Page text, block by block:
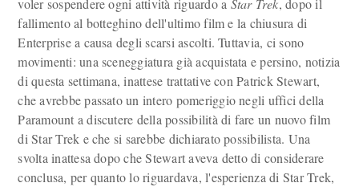
voler sospendere ogni attività riguardo a Star Trek, dopo il
fallimento al botteghino dell'ultimo film e la chiusura di
Enterprise a causa degli scarsi ascolti. Tuttavia, ci sono
movimenti: una sceneggiatura già acquistata e persino, notizia
di questa settimana, inattese trattative con Patrick Stewart,
che avrebbe passato un intero pomeriggio negli uffici della
Paramount a discutere della possibilità di fare un nuovo film
di Star Trek e che si sarebbe dichiarato possibilista. Una
svolta inattesa dopo che Stewart aveva detto di considerare
conclusa, per quanto lo riguardava, l'esperienza di Star Trek,